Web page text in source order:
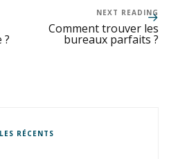
?
NEXT READING
Comment trouver les
bureaux parfaits ?
RÉCENTS